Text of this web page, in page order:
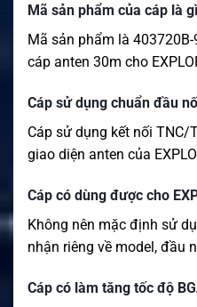
Mã sản phẩm của cáp là
Mã sản phẩm là
cáp anten 30m cho
Cáp sử dụng chuẩn đầu
Cáp sử dụng kết nối TNC/
giao diện anten của
Cáp có dùng được cho
Không nên mặc định sử
nhận riêng về model, đầu
Cáp có làm tăng tốc độ